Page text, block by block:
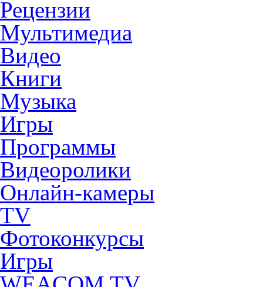
Рецензии
Мультимедиа
Видео
Книги
Музыка
Игры
Программы
Видеоролики
Онлайн-камеры
TV
Фотоконкурсы
Игры